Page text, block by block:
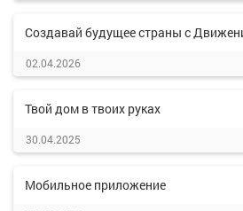
Создавай будущее страны с
02.04.2026
Твой дом в твоих руках
30.04.2025
Мобильное приложение